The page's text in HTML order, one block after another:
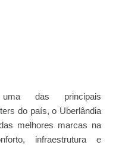
das principais
do país, o Uberlândia
melhores marcas na
infraestrutura e